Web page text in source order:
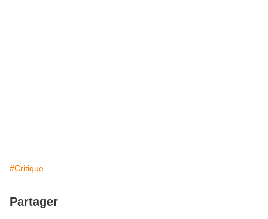
#Critique
Partager